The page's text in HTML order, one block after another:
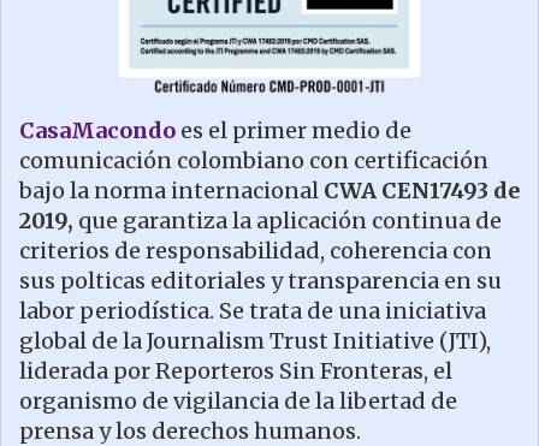
CasaMacondo es el primer medio de
comunicación colombiano con certificación
bajo la norma internacional CWA CEN17493 de
2019, que garantiza la aplicación continua de
criterios de responsabilidad, coherencia con
sus polticas editoriales y transparencia en su
labor periodística. Se trata de una iniciativa
global de la Journalism Trust Initiative (JTI),
liderada por Reporteros Sin Fronteras, el
organismo de vigilancia de la libertad de
prensa y los derechos humanos.